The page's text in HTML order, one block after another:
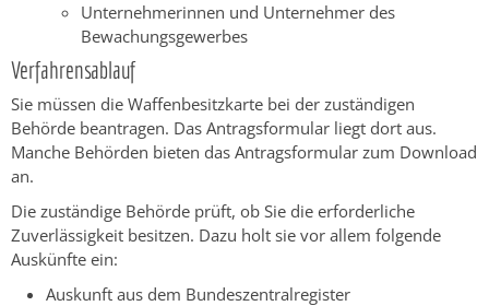
Unternehmerinnen und Unternehmer des
Bewachungsgewerbes
Verfahrensablauf
Sie müssen die Waffenbesitzkarte bei der zuständigen
Behörde beantragen. Das Antragsformular liegt dort aus.
Manche Behörden bieten das Antragsformular zum Download
an.
Die zuständige Behörde prüft, ob Sie die erforderliche
Zuverlässigkeit besitzen. Dazu holt sie vor allem folgende
Auskünfte ein:
Auskunft aus dem Bundeszentralregister